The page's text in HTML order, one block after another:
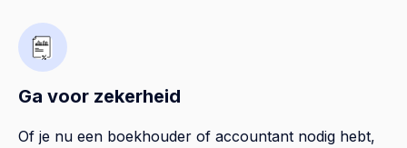
Ga voor zekerheid
Of je nu een boekhouder of accountant nodig hebt,